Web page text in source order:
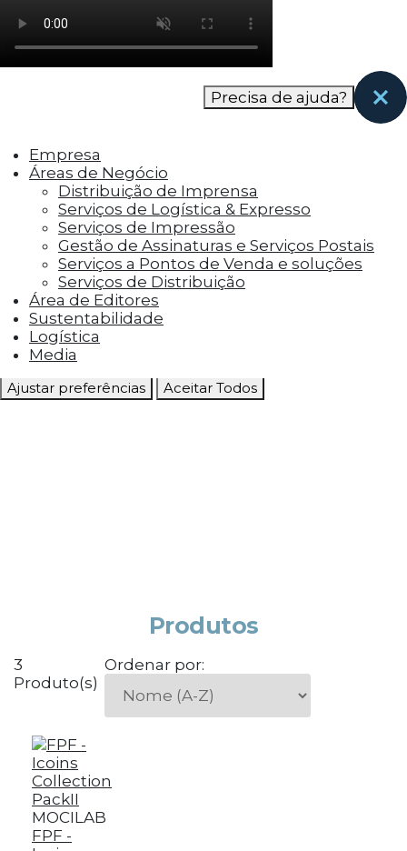
como os visitantes interagem com o site. Esses
cookies ajudam a fornecer informações sobre
as métricas do número de visitantes, taxa de
rejeição, origem do tráfego, etc.
funcionalidades, como compartilhar o
conteúdo do site em plataformas de social
media, coletar feedbacks e outros recursos de
terceiros.
Cookies Marketing
Os cookies de marketing são usados para
entregar aos visitantes anúncios
personalizados com base nas páginas que eles
visitaram antes e analisar a eficácia da
campanha publicitária.
Ajustar preferências Aceitar Todos
Precisa de ajuda?
Empresa
Áreas de Negócio
Distribuição de Imprensa
Serviços de Logística & Expresso
Serviços de Impressão
Gestão de Assinaturas e Serviços Postais
Serviços a Pontos de Venda e soluções
Serviços de Distribuição
Área de Editores
Sustentabilidade
Logística
Media
Produtos
3
Produto(s)
Ordenar por:
MOCILAB
FPF -